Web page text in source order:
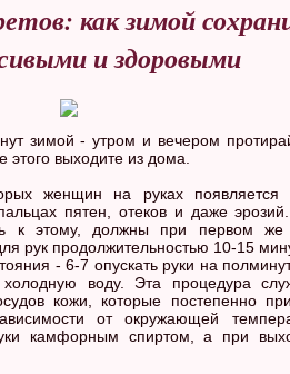
как зимой
и здоровыми
зимой - утром и вечером
этого выходите из дома.
женщин на руках появляется
пятен, отеков и даже
к этому, должны при первом же
рук продолжительностью 10-15
- 6-7 опускать руки на
воду. Эта процедура
кожи, которые постепенно
от окружающей
камфорным спиртом, а при